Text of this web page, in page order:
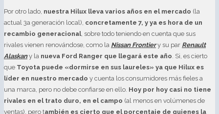
Por otro lado, nuestra Hilux lleva varios años en el mercado (la
actual 3a generación local), concretamente 7, y ya es hora de un
recambio generacional, sobre todo teniendo en cuenta que sus
rivales vienen renovándose, como la Nissan Frontiery su par Renault
Alaskany la nueva Ford Ranger que llegará este año . Si, es cierto
que Toyota puede «dormirse en sus laureles» ya que Hilux es
líder en nuestro mercado y cuenta los consumidores más fieles a
una marca, pero no debe confiarse en ello. Hoy por hoy casi no tiene
rivales en el trato duro, en el campo (al menos en volúmenes de
ventas), pero también es cierto que el porcentaje de quienes la